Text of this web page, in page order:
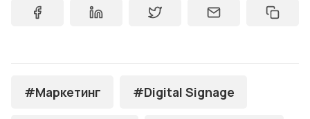
#Маркетинг #Digital Signage